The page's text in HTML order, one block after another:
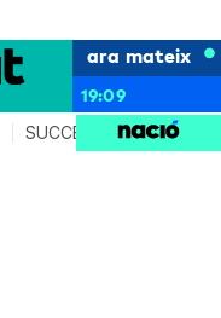
ara mateix
19:09
SUCCESSOS